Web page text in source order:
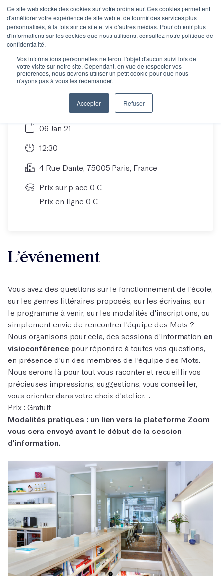
Ce site web stocke des cookies sur votre ordinateur. Ces cookies permettent
d'améliorer votre expérience de site web et de fournir des services plus
personnalisés, à la fois sur ce site et via d'autres médias. Pour obtenir plus
d'informations sur les cookies que nous utilisons, consultez notre politique de
confidentialité.
Vos informations personnelles ne feront l'objet d'aucun suivi lors de
votre visite sur notre site. Cependant, en vue de respecter vos
préférences, nous devrons utiliser un petit cookie pour que nous
n'ayons pas à vous les redemander.
Accepter Refuser
Découvrez Les Mots...
à distance !
06 Jan 21
12:30
4 Rue Dante, 75005 Paris, France
Prix sur place 0 €
Prix en ligne 0 €
L’événement
Vous avez des questions sur le fonctionnement de l’école,
sur les genres littéraires proposés, sur les écrivains, sur
le programme à venir, sur les modalités d'inscriptions, ou
simplement envie de rencontrer l'équipe des Mots ?
Nous organisons pour cela, des sessions d’information en
visioconférence pour répondre à toutes vos questions,
en présence d’un des membres de l'équipe des Mots.
Nous serons là pour tout vous raconter et recueillir vos
précieuses impressions, suggestions, vous conseiller,
vous orienter dans votre choix d'atelier…
Prix : Gratuit
Modalités pratiques : un lien vers la plateforme Zoom
vous sera envoyé avant le début de la session
d'information.